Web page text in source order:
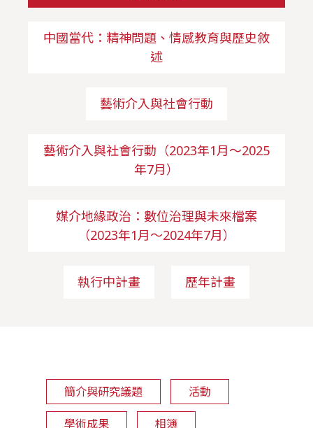
中國當代：精神問題、情感教育與歷史敘
述
藝術介入與社會行動
藝術介入與社會行動（2023年1月～2025
年7月）
媒介地緣政治：數位治理與未來檔案
（2023年1月～2024年7月）
執行中計畫 歷年計畫
簡介與研究議題 活動
學術成果 相簿